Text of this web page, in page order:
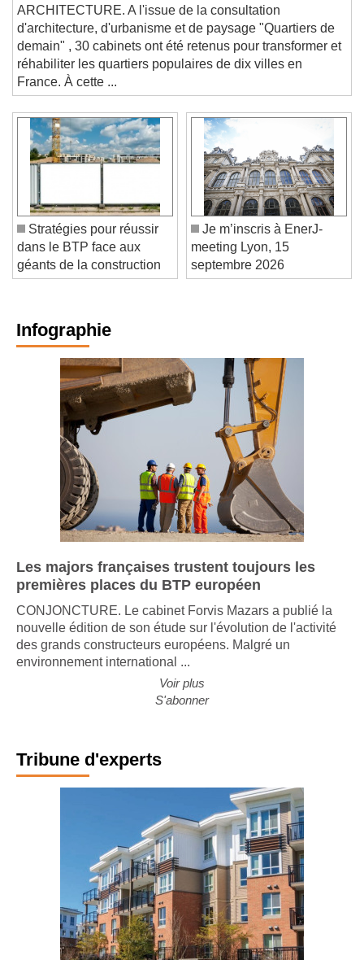
ARCHITECTURE. A l'issue de la consultation
d'architecture, d'urbanisme et de paysage "Quartiers de
demain" , 30 cabinets ont été retenus pour transformer et
réhabiliter les quartiers populaires de dix villes en
France. À cette ...
Stratégies pour réussir
dans le BTP face aux
géants de la construction
Je m’inscris à EnerJ-
meeting Lyon, 15
septembre 2026
Infographie
Les majors françaises trustent toujours les
premières places du BTP européen
CONJONCTURE. Le cabinet Forvis Mazars a publié la
nouvelle édition de son étude sur l'évolution de l'activité
des grands constructeurs européens. Malgré un
Voir plus
Tribune d'experts